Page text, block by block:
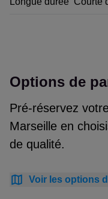
Options de
Pré-réservez
Marseille en
de qualité.
Voir les options